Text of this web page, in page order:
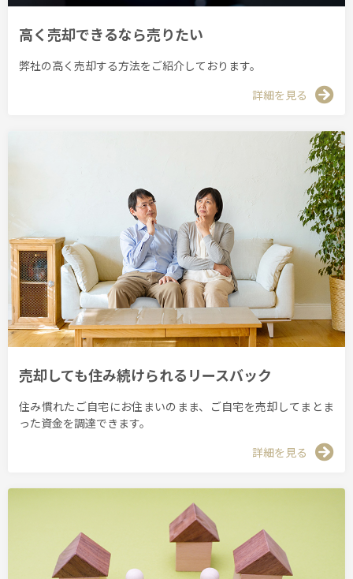
高く売却できるなら売りたい
弊社の高く売却する方法をご紹介しております。
詳細を見る
売却しても住み続けられるリースバック
住み慣れたご自宅にお住まいのまま、ご自宅を売却してまとま
った資金を調達できます。
詳細を見る